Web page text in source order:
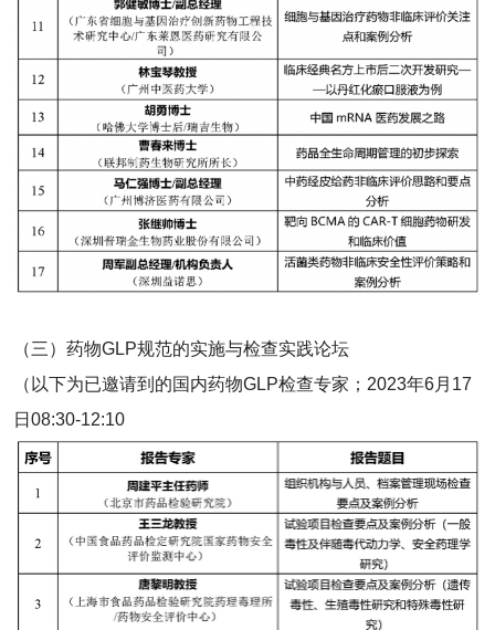
（三）药物GLP规范的实施与检查实践论坛
（以下为已邀请到的国内药物GLP检查专家；2023年6月17
日08:30-12:10